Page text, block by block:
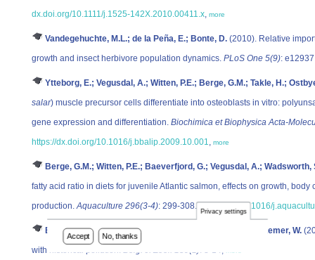
dx.doi.org/10.1111/j.1525-142X.2010.00411.x, more
Vandegehuchte, M.L.; de la Peña, E.; Bonte, D. (2010). Relative
growth and insect herbivore population dynamics. PLoS One 5(9):
Ytteborg, E.; Vegusdal, A.; Witten, P.E.; Berge, G.M.; Takle, H.;
salar) muscle precursor cells differentiate into osteoblasts in vitro:
gene expression and differentiation. Biochimica et Biophysica Acta-
https://dx.doi.org/10.1016/j.bbalip.2009.10.001, more
Berge, G.M.; Witten, P.E.; Baeverfjord, G.; Vegusdal, A.; Wadsworth,
fatty acid ratio in diets for juvenile Atlantic salmon, effects on growth,
production.Aquaculture 296(3-4): 299-308.dx.doi.org/10.1016/
Bert, W.; Manhout, J.; Van Colen, C.; Borgonie, G.; Decraemer, W.
with historical pollution. Belg. J. Zool. 139(1) : 3-14,
Privacy settings
Accept No, thanks